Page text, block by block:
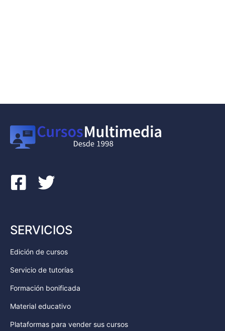
SERVICIOS
Edición de cursos
Servicio de tutorías
Formación bonificada
Material educativo
Plataformas para vender sus cursos